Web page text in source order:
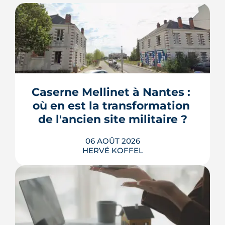
Caserne Mellinet à Nantes :
où en est la transformation
de l'ancien site militaire ?
06 AOÛT 2026
HERVÉ KOFFEL
L'ancienne caserne Mellinet devient un
quartier habité de treize hectares et